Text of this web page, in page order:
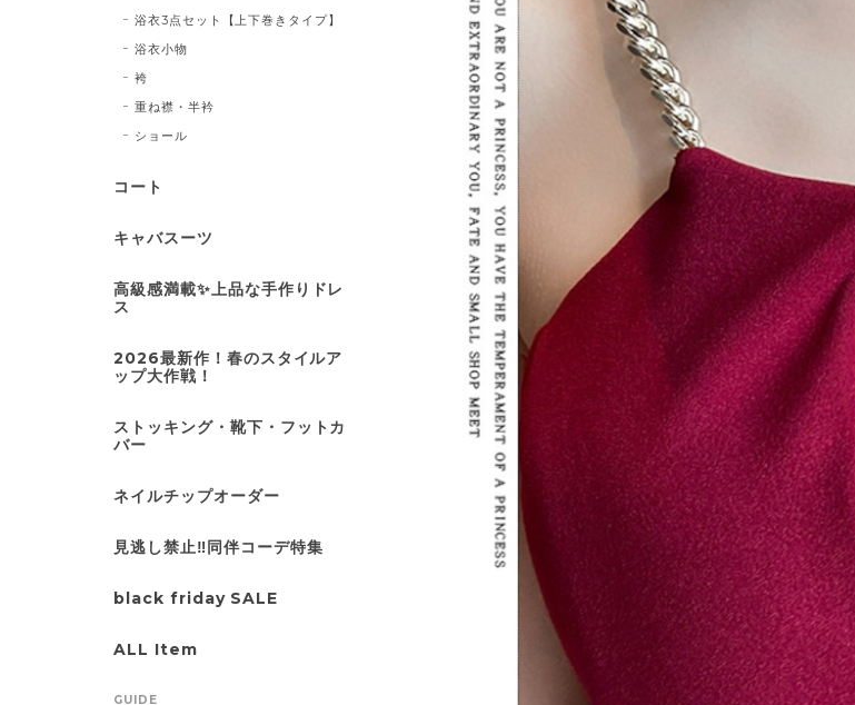
浴衣3点セット【上下巻きタイプ】
浴衣小物
袴
重ね襟・半衿
ショール
コート
キャバスーツ
高級感満載✨上品な手作りドレ
ス
2026最新作！春のスタイルア
ップ大作戦！
ストッキング・靴下・フットカ
バー
ネイルチップオーダー
見逃し禁止‼同伴コーデ特集
black friday SALE
ALL Item
GUIDE